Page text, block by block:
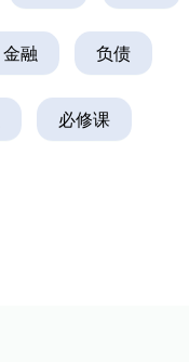
金融 负债
必修课